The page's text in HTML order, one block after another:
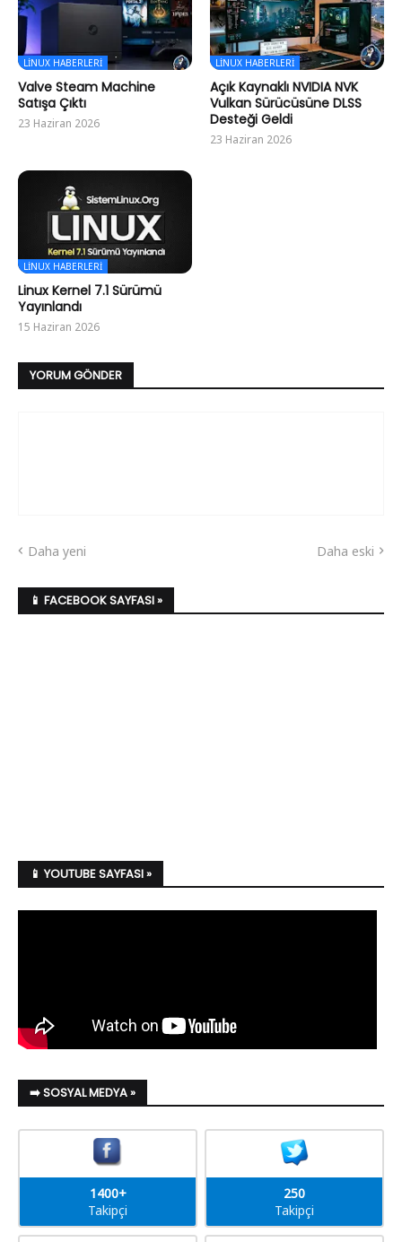
LINUX HABERLERI
Valve Steam Machine
Satışa Çıktı
23 Haziran 2026
LINUX HABERLERI
Açık Kaynaklı NVIDIA NVK
Vulkan Sürücüsüne DLSS
Desteği Geldi
23 Haziran 2026
LINUX HABERLERI
Linux Kernel 7.1 Sürümü
Yayınlandı
15 Haziran 2026
YORUM GÖNDER
Daha yeni Daha eski
📱 FACEBOOK SAYFASI »
📱 YOUTUBE SAYFASI »
➡️ SOSYAL MEDYA »
1400+
Takipçi
250
Takipçi